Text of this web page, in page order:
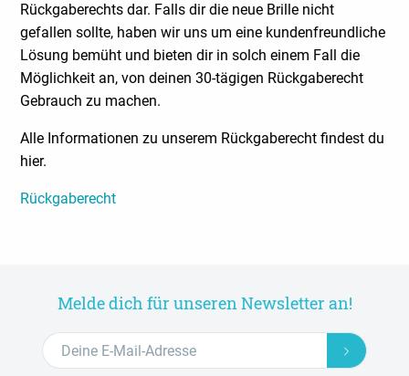
Rückgaberechts dar. Falls dir die neue Brille nicht
gefallen sollte, haben wir uns um eine kundenfreundliche
Lösung bemüht und bieten dir in solch einem Fall die
Möglichkeit an, von deinen 30-tägigen Rückgaberecht
Gebrauch zu machen.
Alle Informationen zu unserem Rückgaberecht findest du
hier.
Rückgaberecht
Melde dich für unseren Newsletter an!